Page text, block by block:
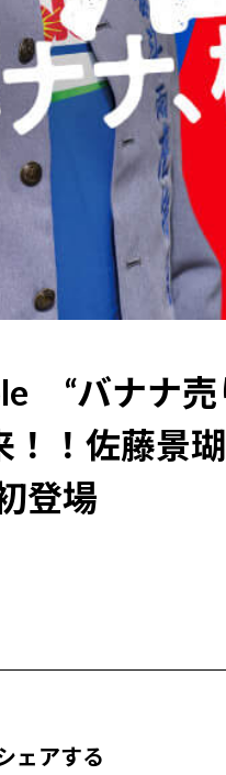
“バナナ
！！佐藤景
登場
ェアする